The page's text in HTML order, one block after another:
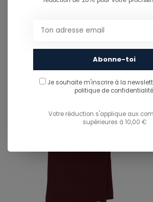
TU POURRAIS AUSSI
Abonne-toi
Je souhaite m'inscrire à la
politique de
Votre réduction s'applique aux
supérieures à 10,00 €